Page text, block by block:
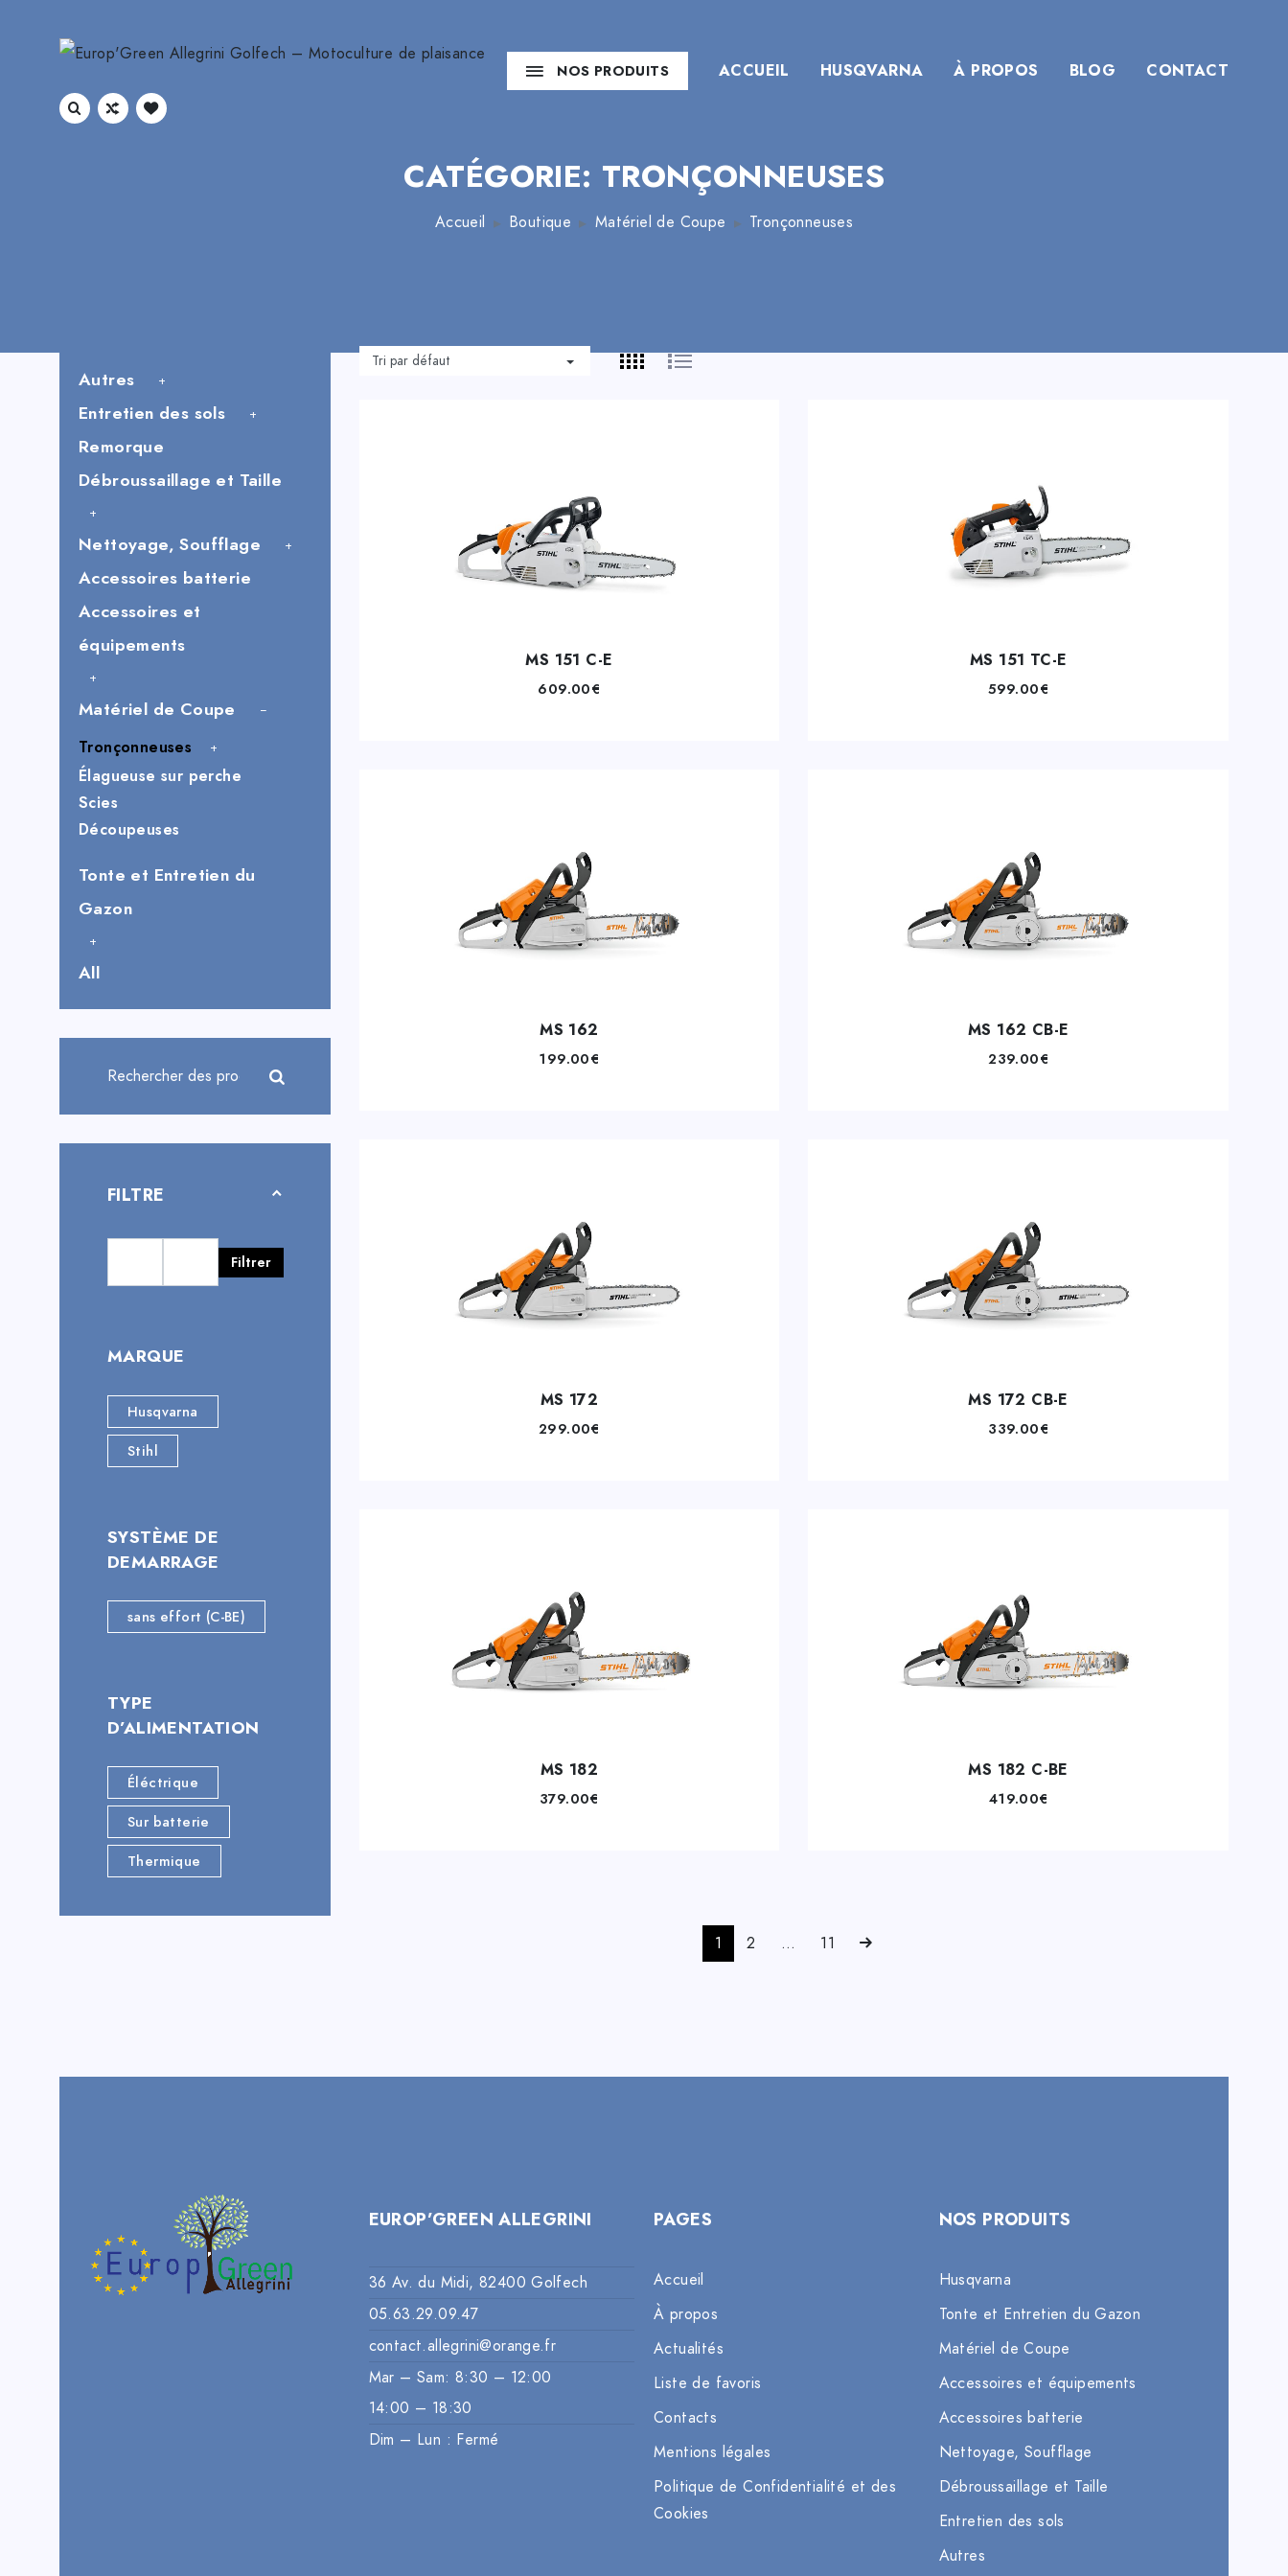
NOS PRODUITS ACCUEIL HUSQVARNA À PROPOS BLOG CONTACT
CATÉGORIE: TRONÇONNEUSES
Accueil Boutique Matériel de Coupe Tronçonneuses
Autres
Entretien des sols
Remorque
Débroussaillage et Taille
Nettoyage, Soufflage
Accessoires batterie
Accessoires et
équipements
Matériel de Coupe
Tronçonneuses
Élagueuse sur perche
Scies
Découpeuses
Tonte et Entretien du
Gazon
All
FILTRE
Filtrer
MARQUE
Husqvarna
Stihl
SYSTÈME DE
DEMARRAGE
sans effort (C-BE)
TYPE
D’ALIMENTATION
Éléctrique
Sur batterie
Thermique
MS 151 C-E
609.00€
MS 151 TC-E
599.00€
MS 162
199.00€
MS 162 CB-E
239.00€
MS 172
299.00€
MS 172 CB-E
339.00€
MS 182
379.00€
MS 182 C-BE
419.00€
1 2 … 11
EUROP’GREEN ALLEGRINI
36 Av. du Midi, 82400 Golfech
05.63.29.09.47
contact.allegrini@orange.fr
Mar – Sam: 8:30 – 12:00
14:00 – 18:30
Dim – Lun : Fermé
PAGES
Accueil
À propos
Actualités
Liste de favoris
Contacts
Mentions légales
Politique de Confidentialité et des
Cookies
NOS PRODUITS
Husqvarna
Tonte et Entretien du Gazon
Matériel de Coupe
Accessoires et équipements
Accessoires batterie
Nettoyage, Soufflage
Débroussaillage et Taille
Entretien des sols
Autres